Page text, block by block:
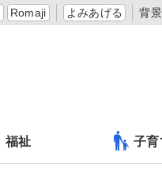
Romaji よみあげる 背
福祉 子育